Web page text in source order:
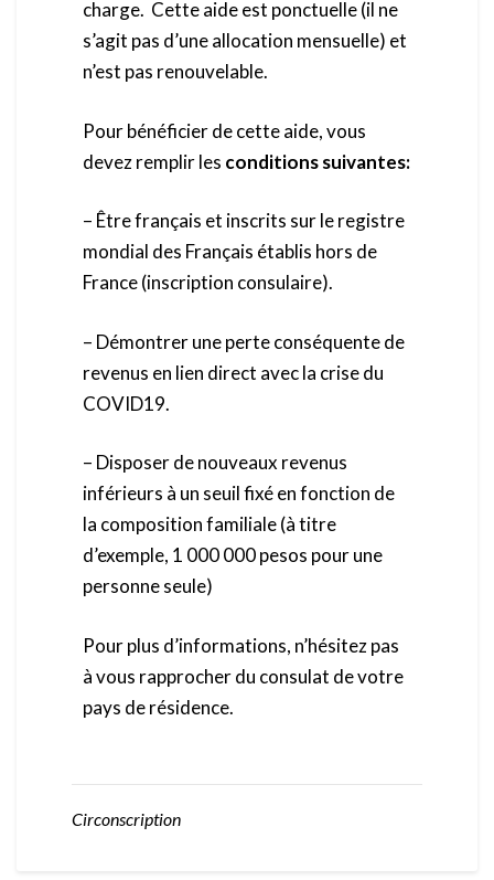
charge. Cette aide est ponctuelle (il ne
s’agit pas d’une allocation mensuelle) et
n’est pas renouvelable.
Pour bénéficier de cette aide, vous
devez remplir les conditions suivantes:
– Être français et inscrits sur le registre
mondial des Français établis hors de
France (inscription consulaire).
– Démontrer une perte conséquente de
revenus en lien direct avec la crise du
COVID19.
– Disposer de nouveaux revenus
inférieurs à un seuil fixé en fonction de
la composition familiale (à titre
d’exemple, 1 000 000 pesos pour une
personne seule)
Pour plus d’informations, n’hésitez pas
à vous rapprocher du consulat de votre
pays de résidence.
Circonscription